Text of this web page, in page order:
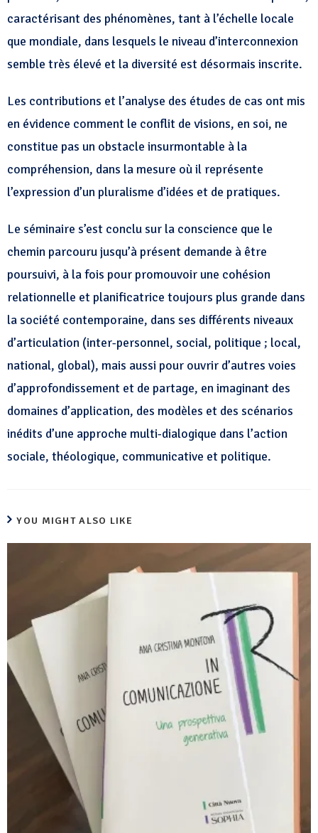
caractérisant des phénomènes, tant à l’échelle locale
que mondiale, dans lesquels le niveau d’interconnexion
semble très élevé et la diversité est désormais inscrite.
Les contributions et l’analyse des études de cas ont mis
en évidence comment le conflit de visions, en soi, ne
constitue pas un obstacle insurmontable à la
compréhension, dans la mesure où il représente
l’expression d’un pluralisme d’idées et de pratiques.
Le séminaire s’est conclu sur la conscience que le
chemin parcouru jusqu’à présent demande à être
poursuivi, à la fois pour promouvoir une cohésion
relationnelle et planificatrice toujours plus grande dans
la société contemporaine, dans ses différents niveaux
d’articulation (inter-personnel, social, politique ; local,
national, global), mais aussi pour ouvrir d’autres voies
d’approfondissement et de partage, en imaginant des
domaines d’application, des modèles et des scénarios
inédits d’une approche multi-dialogique dans l’action
sociale, théologique, communicative et politique.
YOU MIGHT ALSO LIKE